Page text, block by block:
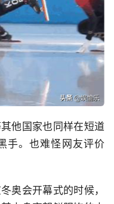
他国家也同样在短道
手。也难怪网友评价
奥会开幕式的时候，